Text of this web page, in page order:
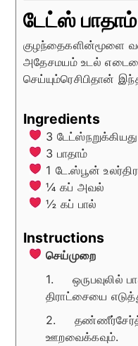
டேட்ஸ்
குழந்தைகளின்மூளை
அதேசமயம் உடல்
செய்யும்ரெசிபிதான்
Ingredients
3
3 பாதாம்
1 டே.ஸ்பூன்
¼ கப் அவல்
½ கப் பால்
Instructions
செய்முறை
1. ஒருபவுலில்
திராட்சையை
2. தண்ணீர்சேர்த்து
ஊறவைக்கவும்.